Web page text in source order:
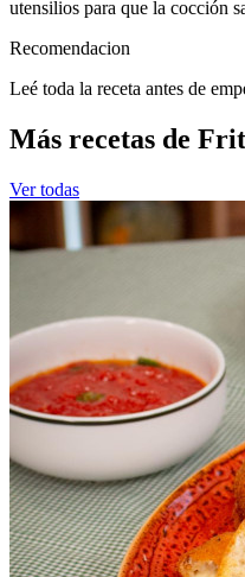
utensilios para que la cocción
Recomendacion
Leé toda la receta antes de
Más recetas de
Ver todas